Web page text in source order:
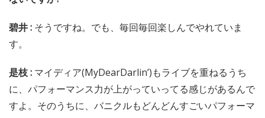
きに「すごく可愛い子がいる! 」と思っていたんです。
碧井みほ(以下、碧井) :オーディションのあと、SNSでリ
プをくださったんですけど、それがすごく嬉しかったで
す。デビューライブの時にはじめてお話ししました。
──碧井さんはこれまでアイドルやってたんですか?